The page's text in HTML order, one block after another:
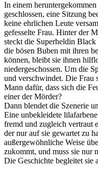
In einem
geschlossen, eine Sitzung
keine ehrlichen Leute
gefesselte Frau. Hinter der
steckt die Superheldin
die bösen Buben mit ihren
können, bleibt sie ihnen
niedergeschossen. Um die
und verschwindet. Die Frau
Mann dafür, dass sich die
einer der Mörder?
Dann blendet die Szenerie
Eine unbekleidete
fremd und zugleich vertraut
der nur auf sie gewartet zu
außergewöhnliche Weise
zukommt, und muss sie nur
Die Geschichte begleitet sie